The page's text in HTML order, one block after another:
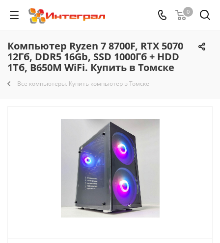
0
Компьютер Ryzen 7 8700F, RTX 5070
12Гб, DDR5 16Gb, SSD 1000Гб + HDD
1Тб, B650M WiFi. Купить в Томске
Все компьютеры. Купить компьютер в Томске